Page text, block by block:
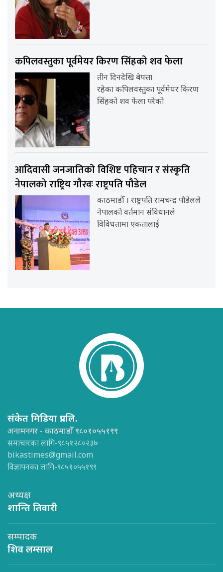
कपिलवस्तुका पूर्वमेयर किरण सिंहको शव फेला
तीन दिनदेखि बेपत्ता
रहेका कपिलवस्तुका पूर्वमेयर किरण
सिंहको शव फेला परेको
आदिवासी जनजातिको विशिष्ट पहिचान र संस्कृति
नेपालको राष्ट्रिय गौरवः राष्ट्रपति पौडेल
काठमाडौँ । राष्ट्रपति रामचन्द्र पौडेलले
नेपालको वर्तमान संविधानले
विविधतामा एकतालाई
संकेत मिडिया प्रा.लि.
अनामनगर - काठमाडौँ ९८०१०५५१९९
समाचारका लागि-९८५१२८०२३७
bikastimes@gmail.com
विज्ञापनका लागि-९८५१०५५१९९
अध्यक्ष
शान्ति तिवारी
सम्पादक
शिव लम्साल